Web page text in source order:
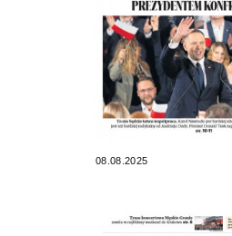
08.08.2025